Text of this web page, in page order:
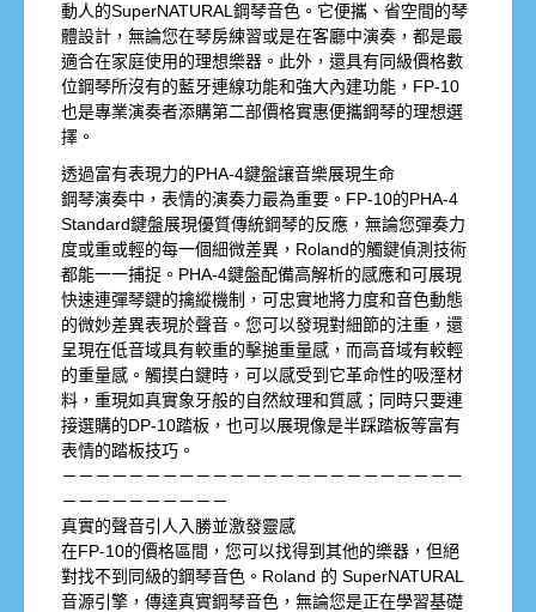
動人的SuperNATURAL鋼琴音色。它便攜、省空間的琴
體設計，無論您在琴房練習或是在客廳中演奏，都是最
適合在家庭使用的理想樂器。此外，還具有同級價格數
位鋼琴所沒有的藍牙連線功能和強大內建功能，FP-10
也是專業演奏者添購第二部價格實惠便攜鋼琴的理想選
擇。
透過富有表現力的PHA-4鍵盤讓音樂展現生命
鋼琴演奏中，表情的演奏力最為重要。FP-10的PHA-4
Standard鍵盤展現優質傳統鋼琴的反應，無論您彈奏力
度或重或輕的每一個細微差異，Roland的觸鍵偵測技術
都能一一捕捉。PHA-4鍵盤配備高解析的感應和可展現
快速連彈琴鍵的擒縱機制，可忠實地將力度和音色動態
的微妙差異表現於聲音。您可以發現對細節的注重，還
呈現在低音域具有較重的擊搥重量感，而高音域有較輕
的重量感。觸摸白鍵時，可以感受到它革命性的吸溼材
料，重現如真實象牙般的自然紋理和質感；同時只要連
接選購的DP-10踏板，也可以展現像是半踩踏板等富有
表情的踏板技巧。
－－－－－－－－－－－－－－－－－－－－－－－－
－－－－－－－－－－
真實的聲音引人入勝並激發靈感
在FP-10的價格區間，您可以找得到其他的樂器，但絕
對找不到同級的鋼琴音色。Roland 的 SuperNATURAL
音源引擎，傳達真實鋼琴音色，無論您是正在學習基礎